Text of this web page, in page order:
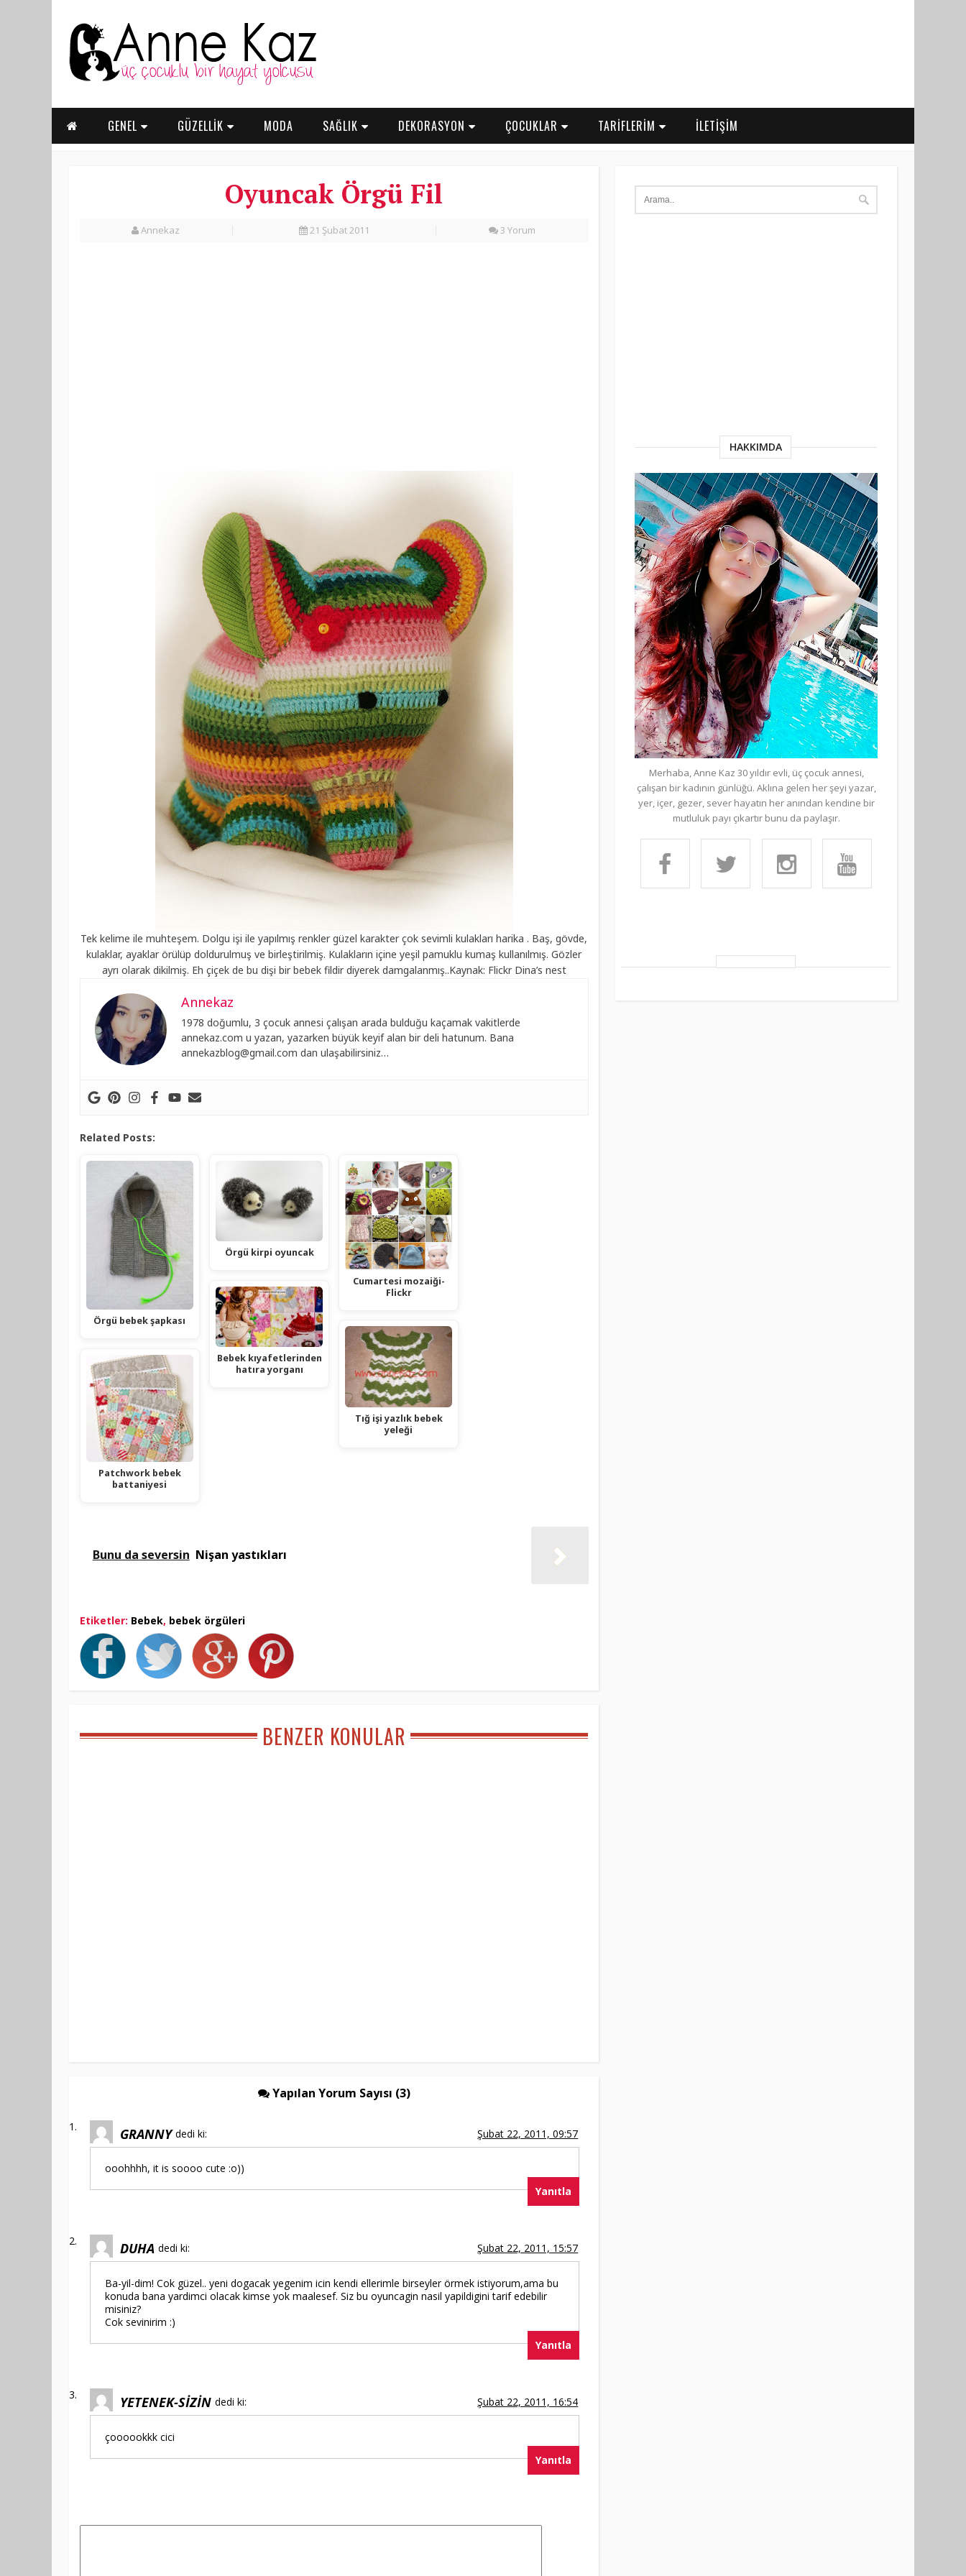
GENEL GÜZELLİK MODA SAĞLIK DEKORASYON ÇOCUKLAR TARİFLERİM İLETİŞİM
Oyuncak Örgü Fil
Annekaz 21 Şubat 2011 3 Yorum
Tek kelime ile muhteşem. Dolgu işi ile yapılmış renkler güzel karakter çok sevimli kulakları harika . Baş, gövde,
kulaklar, ayaklar örülüp doldurulmuş ve birleştirilmiş. Kulakların içine yeşil pamuklu kumaş kullanılmış. Gözler
ayrı olarak dikilmiş. Eh çiçek de bu dişi bir bebek fildir diyerek damgalanmış..Kaynak: Flickr Dina’s nest
Annekaz
1978 doğumlu, 3 çocuk annesi çalışan arada bulduğu kaçamak vakitlerde
annekaz.com u yazan, yazarken büyük keyif alan bir deli hatunum. Bana
annekazblog@gmail.com dan ulaşabilirsiniz…
Related Posts:
Örgü bebek şapkası
Patchwork bebek
battaniyesi
Örgü kirpi oyuncak
Bebek kıyafetlerinden
hatıra yorganı
Cumartesi mozaiği-
Flickr
Tığ işi yazlık bebek
yeleği
Bunu da seversin Nişan yastıkları
Etiketler: Bebek, bebek örgüleri
BENZER KONULAR
Yapılan Yorum Sayısı (3)
GRANNY dedi ki: Şubat 22, 2011, 09:57
ooohhhh, it is soooo cute :o))
Yanıtla
DUHA dedi ki: Şubat 22, 2011, 15:57
Ba-yil-dim! Cok güzel.. yeni dogacak yegenim icin kendi ellerimle birseyler örmek istiyorum,ama bu
konuda bana yardimci olacak kimse yok maalesef. Siz bu oyuncagin nasil yapildigini tarif edebilir
misiniz?
Cok sevinirim :)
Yanıtla
YETENEK-SİZİN dedi ki: Şubat 22, 2011, 16:54
çoooookkk cici
Yanıtla
HAKKIMDA
Merhaba, Anne Kaz 30 yıldır evli, üç çocuk annesi,
çalışan bir kadının günlüğü. Aklına gelen her şeyi yazar,
yer, içer, gezer, sever hayatın her anından kendine bir
mutluluk payı çıkartır bunu da paylaşır.